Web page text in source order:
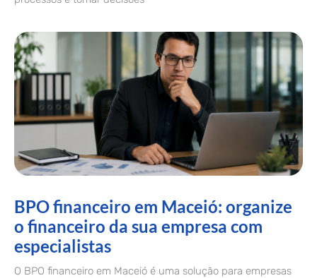
BPO financeiro em Maceió: organize
o financeiro da sua empresa com
especialistas
O BPO financeiro em Maceió é uma solução para empresas